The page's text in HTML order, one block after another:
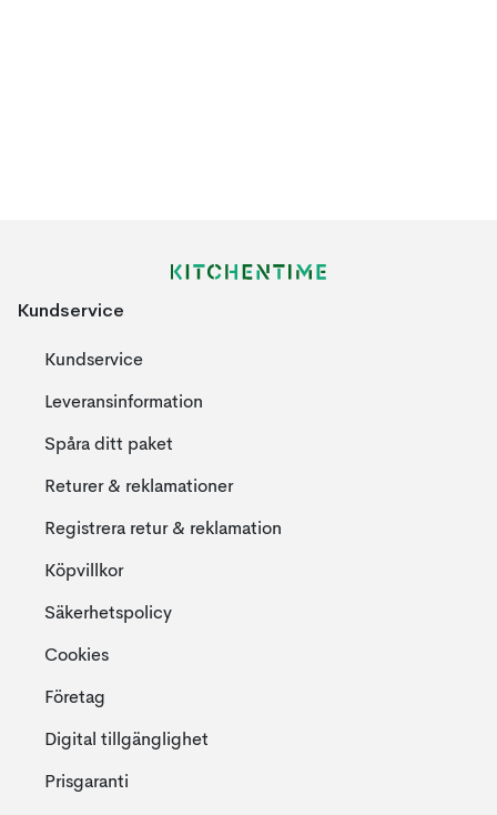
Kundservice
Kundservice
Leveransinformation
Spåra ditt paket
Returer & reklamationer
Registrera retur & reklamation
Köpvillkor
Säkerhetspolicy
Cookies
Företag
Digital tillgänglighet
Prisgaranti